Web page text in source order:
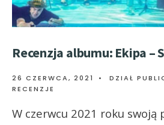
Recenzja albumu: Ekipa –
26 CZERWCA, 2021 • DZIAŁ
RECENZJE
W czerwcu 2021 roku swoją